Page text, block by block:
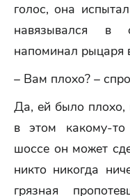
голос, она
навязывался в
напоминал рыцаря
– Вам плохо? –
Да, ей было плохо,
в этом какому-
шоссе он может
никто никогда
грязная